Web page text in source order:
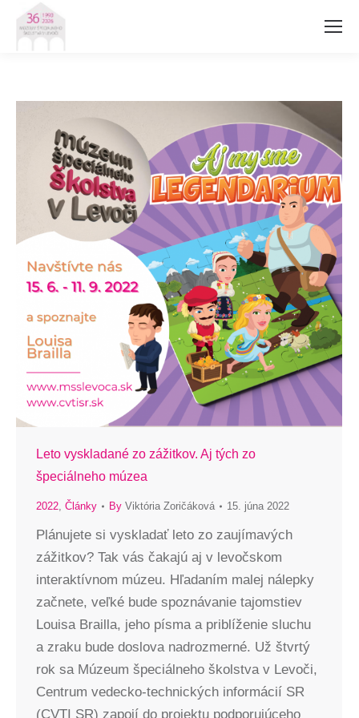
Leto vyskladané zo zážitkov. Aj tých zo
špeciálneho múzea
2022, Články By Viktória Zoričáková 15. júna 2022
Plánujete si vyskladať leto zo zaujímavých
zážitkov? Tak vás čakajú aj v levočskom
interaktívnom múzeu. Hľadaním malej nálepky
začnete, veľké bude spoznávanie tajomstiev
Louisa Brailla, jeho písma a priblíženie sluchu
a zraku bude doslova nadrozmerné. Už štvrtý
rok sa Múzeum špeciálneho školstva v Levoči,
Centrum vedecko-technických informácií SR
(CVTI SR) zapojí do projektu podporujúceho